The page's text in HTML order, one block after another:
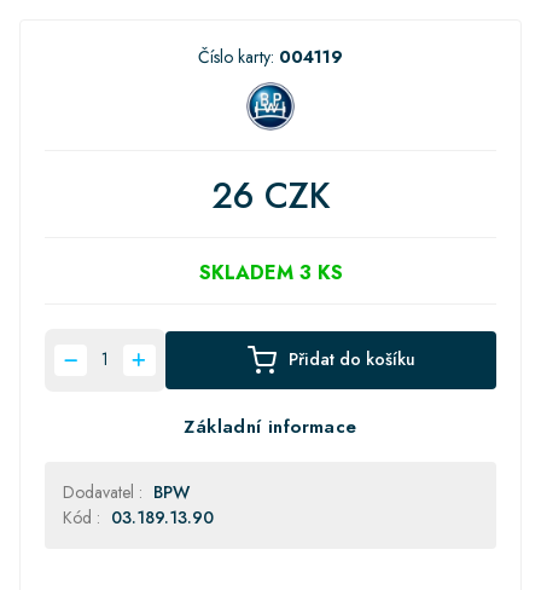
Číslo karty: 004119
26 CZK
SKLADEM 3 KS
Přidat do košíku
Základní informace
Dodavatel : BPW
Kód : 03.189.13.90